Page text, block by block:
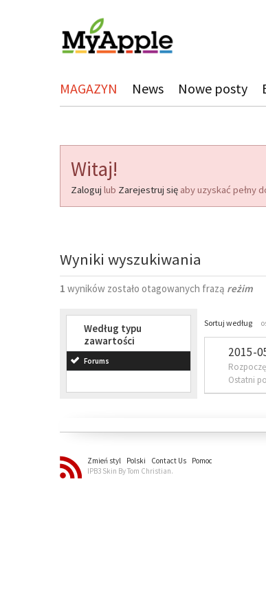
MAGAZYN News Nowe posty
Witaj!
Zaloguj lub Zarejestruj się aby uzyskać pełny
Wyniki wyszukiwania
1 wyników zostało otagowanych frazą reżim
Według typu
zawartości
Forums
Sortuj według
2015-
Ostatni
Zmień styl Polski Contact Us
Pomoc
IPB3 Skin By Tom Christian.